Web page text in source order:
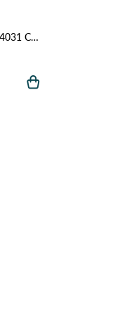
Піжама жіноча плюш ЦаЦА 4031 Сірий